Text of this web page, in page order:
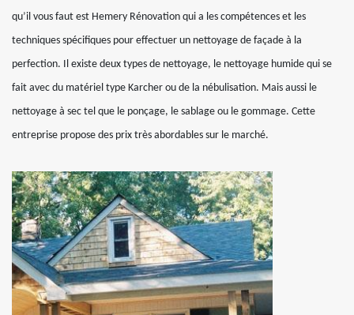
qu’il vous faut est Hemery Rénovation qui a les compétences et les
techniques spécifiques pour effectuer un nettoyage de façade à la
perfection. Il existe deux types de nettoyage, le nettoyage humide qui se
fait avec du matériel type Karcher ou de la nébulisation. Mais aussi le
nettoyage à sec tel que le ponçage, le sablage ou le gommage. Cette
entreprise propose des prix très abordables sur le marché.